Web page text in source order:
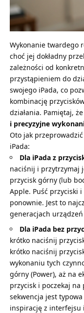
Wykonanie twardego
choć jej dokładny
zależności od
przystąpieniem do
swojego iPada, co
kombinację
działania. Pamiętaj, że
i precyzyjne
Oto jak
iPada:
Dla iPada z
naciśnij i przytrzymaj
przycisk górny (lub
Apple. Puść przyciski
ponownie. Jest to
generacjach
Dla iPada bez
krótko naciśnij
krótko naciśnij
wykonaniu tych
górny (Power), aż na
przycisk i poczekaj
sekwencja jest
inspirację z interfejsu